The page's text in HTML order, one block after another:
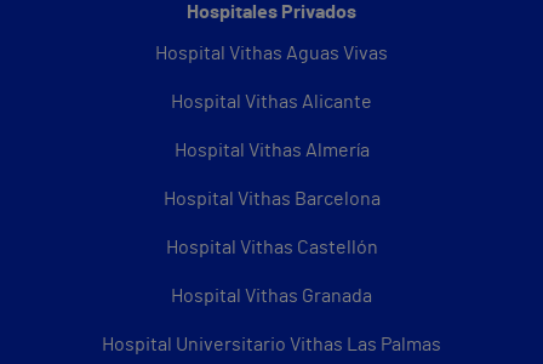
Hospitales Privados
Hospital Vithas Aguas Vivas
Hospital Vithas Alicante
Hospital Vithas Almería
Hospital Vithas Barcelona
Hospital Vithas Castellón
Hospital Vithas Granada
Hospital Universitario Vithas Las Palmas